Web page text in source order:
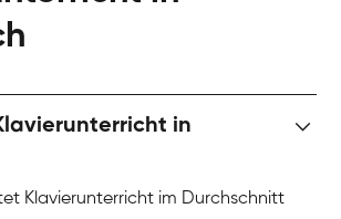
in
Klavierunterricht im Durchschnitt